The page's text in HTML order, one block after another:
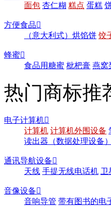
面包 杏仁糊 糕点 蛋糕
方便食品
（意大利式）烘馅饼 饺
蜂蜜
食品用糖蜜 枇杷膏 燕窝
热门商标推
电子计算机
计算机 计算机外围设备
读出器（数据处理设备）
通讯导航设备
天线 手提无线电话机 卫
音像设备
音响导管 带有图书的电